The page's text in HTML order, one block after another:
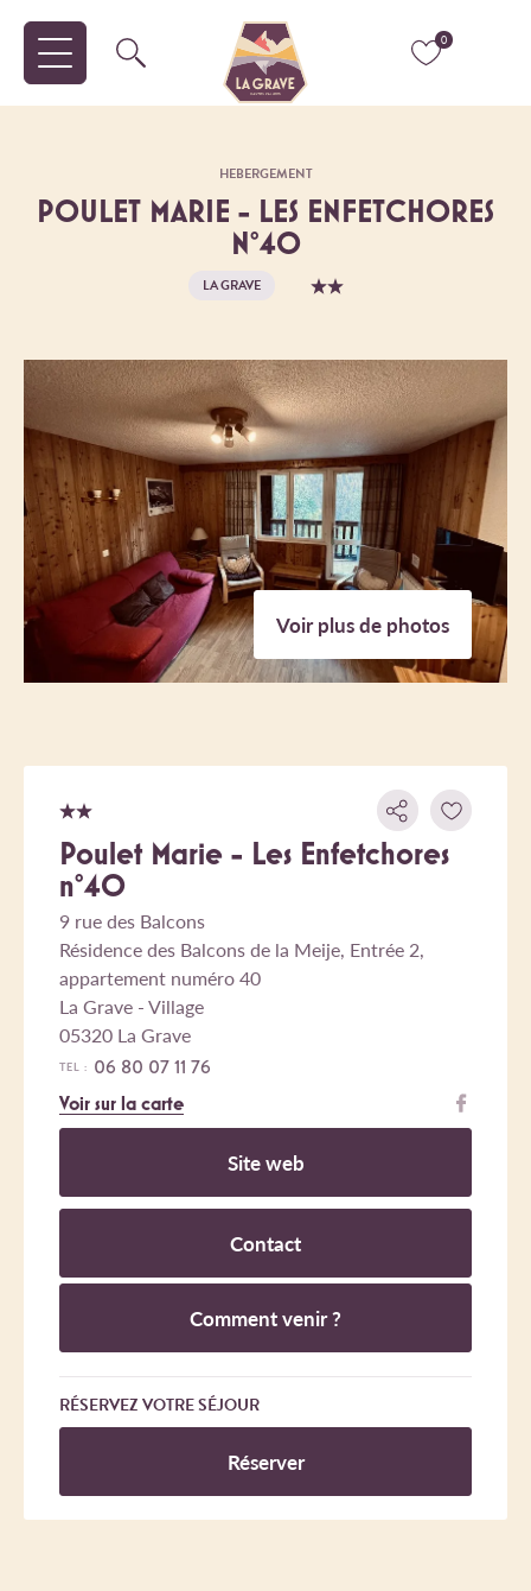
0
HEBERGEMENT
POULET MARIE - LES ENFETCHORES
N°40
LA GRAVE
Voir plus de photos
Poulet Marie - Les Enfetchores
n°40
9 rue des Balcons
Résidence des Balcons de la Meije, Entrée 2,
appartement numéro 40
La Grave - Village
05320 La Grave
TEL : 06 80 07 11 76
Voir sur la carte
Site web
Contact
Comment venir ?
RÉSERVEZ VOTRE SÉJOUR
Réserver